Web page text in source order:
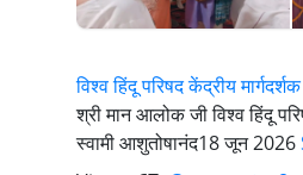
विश्व हिंदू परिषद केंद्रीय
श्री मान आलोक जी विश्व हिंदू
स्वामी आशुतोषानंद18 जून 2026